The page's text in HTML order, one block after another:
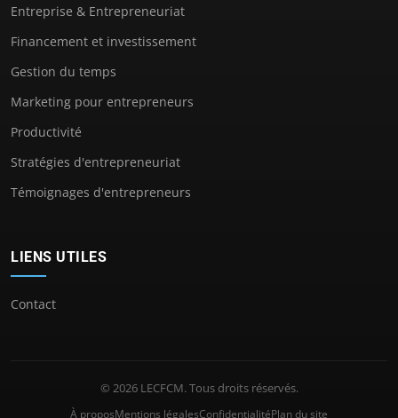
Entreprise & Entrepreneuriat
Financement et investissement
Gestion du temps
Marketing pour entrepreneurs
Productivité
Stratégies d'entrepreneuriat
Témoignages d'entrepreneurs
LIENS UTILES
Contact
© 2026 LECFCM. Tous droits réservés.
À proposMentions légalesConfidentialitéPlan du site